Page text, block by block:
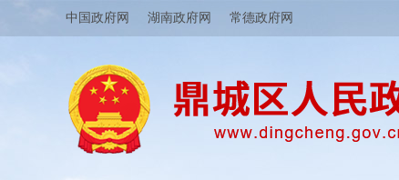
中国政府网 湖南政府网 常德政府网